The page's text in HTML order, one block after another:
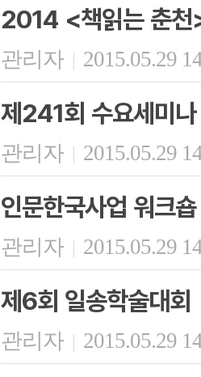
2014 <책읽는 춘천
관리자 | 2015.05.29
제241회 수요세미나
관리자 | 2015.05.29
인문한국사업 워크숍
관리자 | 2015.05.29
제6회 일송학술대회
관리자 | 2015.05.29